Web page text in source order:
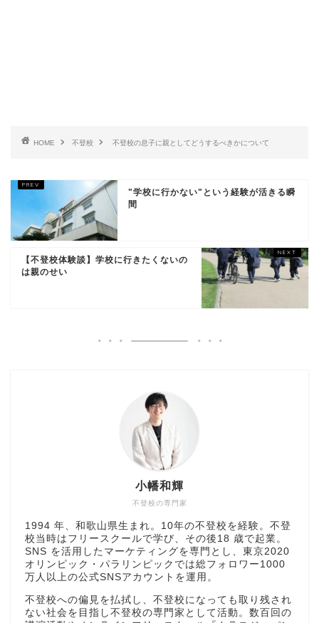
HOME 不登校 不登校の息子に親としてどうするべきかについて
"学校に行かない"という経験が活きる瞬
間
【不登校体験談】学校に行きたくないの
は親のせい
不登校の専門家
小幡和輝
1994 年、和歌山県生まれ。10年の不登校を経験。不登
校当時はフリースクールで学び、その後18 歳で起業。
SNS を活用したマーケティングを専門とし、東京2020
オリンピック・パラリンピックでは総フォロワー1000
万人以上の公式SNSアカウントを運用。
不登校への偏見を払拭し、不登校になっても取り残され
ない社会を目指し不登校の専門家として活動。数百回の